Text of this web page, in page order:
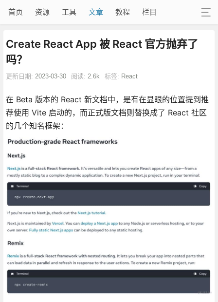
首页 资源 工具 文章 教程 栏目
Create React App 被 React 官方抛弃了
吗？
更新日期: 2023-03-30 阅读: 2.6k 标签: React
在 Beta 版本的 React 新文档中，是有在显眼的位置提到推
荐使用 Vite 启动的，而正式版文档则替换成了 React 社区
的几个知名框架：